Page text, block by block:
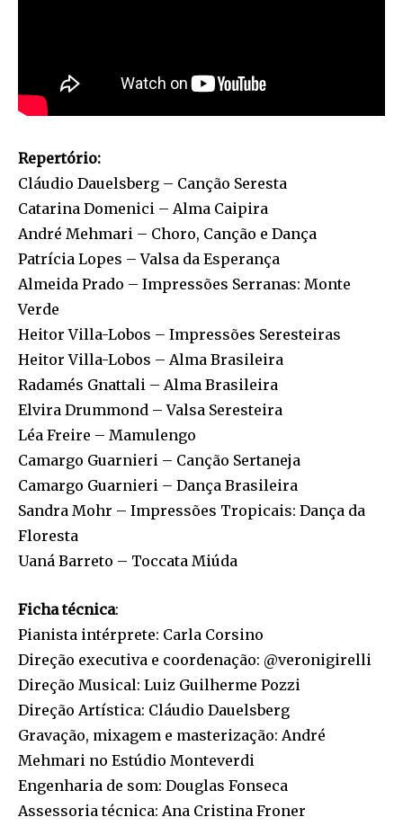
Repertório:
Cláudio Dauelsberg – Canção Seresta
Catarina Domenici – Alma Caipira
André Mehmari – Choro, Canção e Dança
Patrícia Lopes – Valsa da Esperança
Almeida Prado – Impressões Serranas: Monte
Verde
Heitor Villa-Lobos – Impressões Seresteiras
Heitor Villa-Lobos – Alma Brasileira
Radamés Gnattali – Alma Brasileira
Elvira Drummond – Valsa Seresteira
Léa Freire – Mamulengo
Camargo Guarnieri – Canção Sertaneja
Camargo Guarnieri – Dança Brasileira
Sandra Mohr – Impressões Tropicais: Dança da
Floresta
Uaná Barreto – Toccata Miúda
Ficha técnica:
Pianista intérprete: Carla Corsino
Direção executiva e coordenação: @veronigirelli
Direção Musical: Luiz Guilherme Pozzi
Direção Artística: Cláudio Dauelsberg
Gravação, mixagem e masterização: André
Mehmari no Estúdio Monteverdi
Engenharia de som: Douglas Fonseca
Assessoria técnica: Ana Cristina Froner